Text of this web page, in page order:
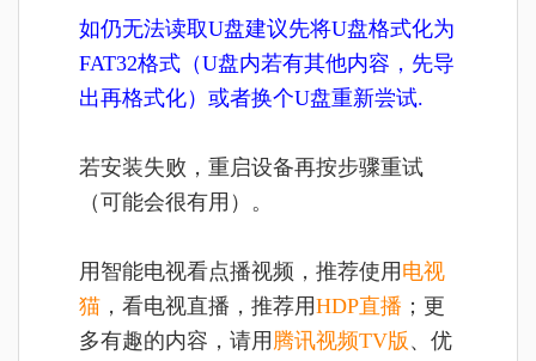
如仍无法读取U盘建议先将U盘格式化为
FAT32格式（U盘内若有其他内容，先导
出再格式化）或者换个U盘重新尝试.
若安装失败，重启设备再按步骤重试
（可能会很有用）。
用智能电视看点播视频，推荐使用 电视
猫 ，看电视直播，推荐用HDP直播 ；更
多有趣的内容，请用 腾讯视频TV版 、优